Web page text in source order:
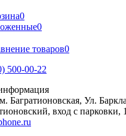
0
0
товаров0
500-00-22
м. Багратионовская, Ул.
вход с парковки,